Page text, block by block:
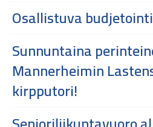
Osallistuva
Sunnuntaina
Mannerheimin
kirpputori!